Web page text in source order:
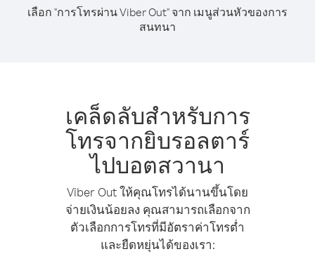
เลือก "การโทรผ่าน Viber Out" จาก เมนูส่วนหัวของการ
สนทนา
เคล็ดลับสำหรับการ
โทรจากยิบรอลตาร์
ไปบอตสวานา
Viber Out ให้คุณโทรได้นานขึ้นโดย
จ่ายเงินน้อยลง คุณสามารถเลือกจาก
ตัวเลือกการโทรที่มีอัตราค่าโทรต่ำ
และยืดหยุ่นได้ของเรา: